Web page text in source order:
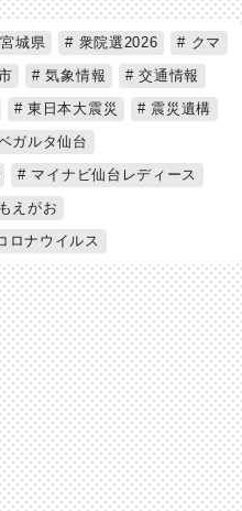
城県 衆院選2026
クマ
気象情報
交通情報
東日本大震災
震災遺構
ガルタ仙台
マイナビ仙台レディース
えがお
ロナウイルス